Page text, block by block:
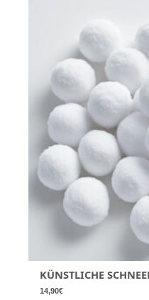
KÜNSTLICHE
14,90€